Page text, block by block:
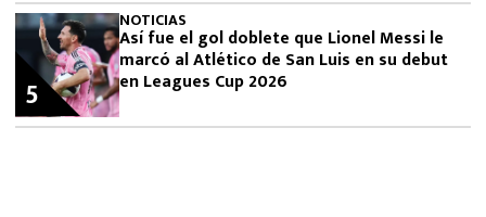
NOTICIAS
Así fue el gol doblete que Lionel Messi le
marcó al Atlético de San Luis en su debut
en Leagues Cup 2026
5